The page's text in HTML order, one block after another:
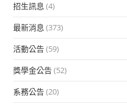
招生訊息 (4)
最新消息 (373)
活動公告(59)
獎學金公告(52)
系務公告(20)